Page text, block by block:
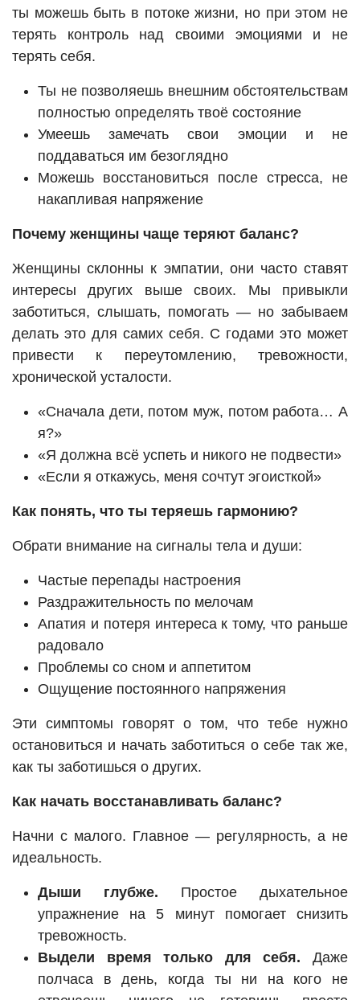
ты можешь быть в потоке жизни, но при этом не
терять контроль над своими эмоциями и не
терять себя.
Ты не позволяешь внешним обстоятельствам
полностью определять твоё состояние
Умеешь замечать свои эмоции и не
поддаваться им безоглядно
Можешь восстановиться после стресса, не
накапливая напряжение
Почему женщины чаще теряют баланс?
Женщины склонны к эмпатии, они часто ставят
интересы других выше своих. Мы привыкли
заботиться, слышать, помогать — но забываем
делать это для самих себя. С годами это может
привести к переутомлению, тревожности,
хронической усталости.
«Сначала дети, потом муж, потом работа… А
я?»
«Я должна всё успеть и никого не подвести»
«Если я откажусь, меня сочтут эгоисткой»
Как понять, что ты теряешь гармонию?
Обрати внимание на сигналы тела и души:
Частые перепады настроения
Раздражительность по мелочам
Апатия и потеря интереса к тому, что раньше
радовало
Проблемы со сном и аппетитом
Ощущение постоянного напряжения
Эти симптомы говорят о том, что тебе нужно
остановиться и начать заботиться о себе так же,
как ты заботишься о других.
Как начать восстанавливать баланс?
Начни с малого. Главное — регулярность, а не
идеальность.
Дыши глубже. Простое дыхательное
упражнение на 5 минут помогает снизить
тревожность.
Выдели время только для себя. Даже
полчаса в день, когда ты ни на кого не